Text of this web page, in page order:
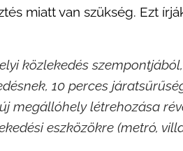
miatt van szükség. Ezt
közlekedés
10 perces
megállóhely létrehozása
eszközökre (metró,